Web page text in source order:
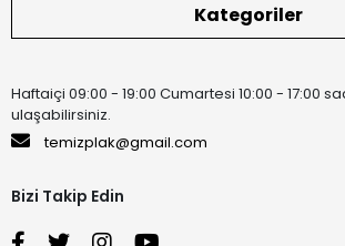
Kategoriler
Haftaiçi 09:00 - 19:00 Cumartesi 10:00 - 17:00
ulaşabilirsiniz.
temizplak@gmail.com
Bizi Takip Edin